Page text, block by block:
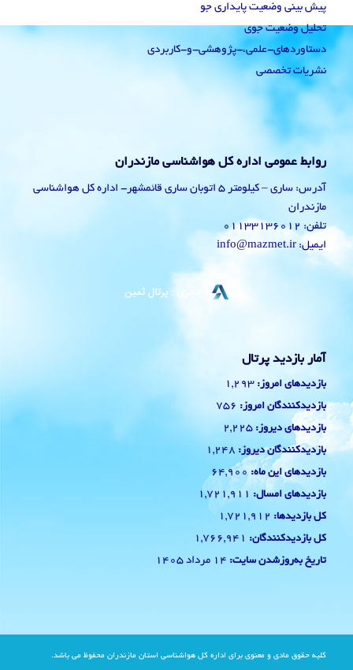
پیش بینی وضعیت پایداری جو
تحلیل وضعیت جوی
دستاوردهای-علمی،-پژوهشی-و-کاربردی
نشریات تخصصی
روابط عمومی اداره کل هواشناسی مازندران
آدرس: ساری – کیلومتر 5 اتوبان ساری قائمشهر- اداره کل هواشناسی
مازندران
تلفن: 01133136012
ایمیل: info@mazmet.ir
آمار بازدید پرتال
بازدیدهای امروز: 1,293
بازدیدکنندگان امروز: 756
بازدیدهای دیروز: 2,225
بازدیدکنندگان دیروز: 1,248
بازدیدهای این ماه: 64,900
بازدیدهای امسال: 1,721,911
کل بازدیدها: 1,721,912
کل بازدیدکنند‌گان: 1,766,941
تاریخ به‌روزشدن سایت: 14 مرداد 1405
کلیه حقوق مادی و معنوی برای اداره کل هواشناسی استان مازندران محفوظ می باشد.